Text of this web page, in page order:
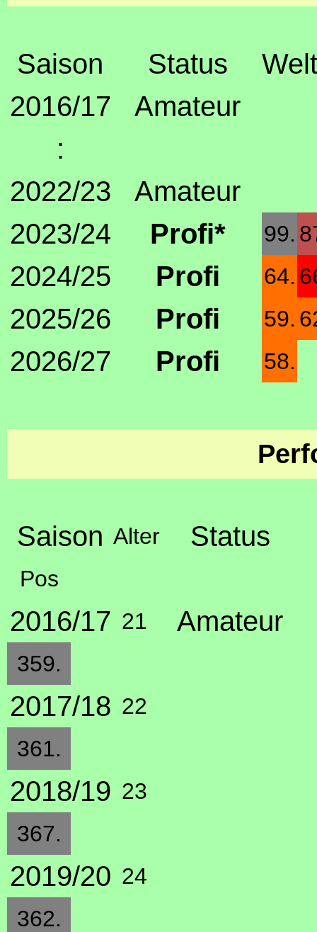
Saison Status
2016/17
Amateur
:
2022/23
Amateur
2023/24
Profi* 99.
2024/25 Profi 64.
2025/26 Profi 59.
2026/27 Profi 58.
Saison Alter Status
Pos
2016/17 21 Amateur
359.
2017/18 22
361.
2018/19 23
367.
2019/20 24
362.